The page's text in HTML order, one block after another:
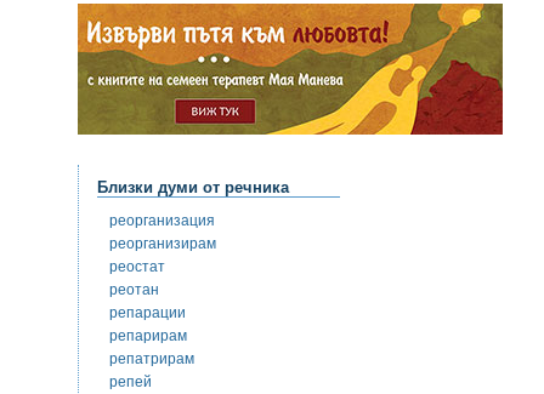
Близки думи от речника
реорганизация
реорганизирам
реостат
реотан
репарации
репарирам
репатрирам
репей